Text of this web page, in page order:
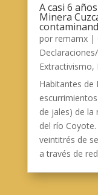
A casi 6
Minera
por remamx|
Extractivismo,
Habitantes de
de jales) de la
del río
veintitrés de
a través de